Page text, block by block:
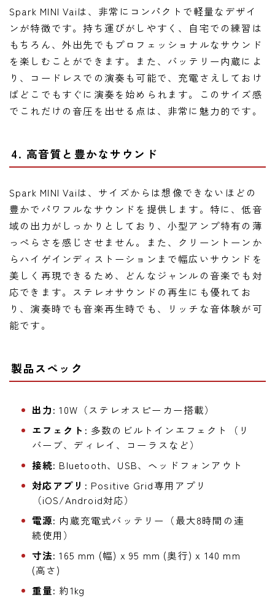
Spark MINI Vaiは、非常にコンパクトで軽量なデザイ
ンが特徴です。持ち運びがしやすく、自宅での練習は
もちろん、外出先でもプロフェッショナルなサウンド
を楽しむことができます。また、バッテリー内蔵によ
り、コードレスでの演奏も可能で、充電さえしておけ
ばどこでもすぐに演奏を始められます。このサイズ感
でこれだけの音圧を出せる点は、非常に魅力的です。
4. 高音質と豊かなサウンド
Spark MINI Vaiは、サイズからは想像できないほどの
豊かでパワフルなサウンドを提供します。特に、低音
域の出力がしっかりとしており、小型アンプ特有の薄
っぺらさを感じさせません。また、クリーントーンか
らハイゲインディストーションまで幅広いサウンドを
美しく再現できるため、どんなジャンルの音楽でも対
応できます。ステレオサウンドの再生にも優れてお
り、演奏時でも音楽再生時でも、リッチな音体験が可
能です。
製品スペック
出力: 10W（ステレオスピーカー搭載）
エフェクト: 多数のビルトインエフェクト（リ
バーブ、ディレイ、コーラスなど）
接続: Bluetooth、USB、ヘッドフォンアウト
対応アプリ: Positive Grid専用アプリ
（iOS/Android対応）
電源: 内蔵充電式バッテリー（最大8時間の連
続使用）
寸法: 165 mm (幅) x 95 mm (奥行) x 140 mm
(高さ)
重量: 約1kg